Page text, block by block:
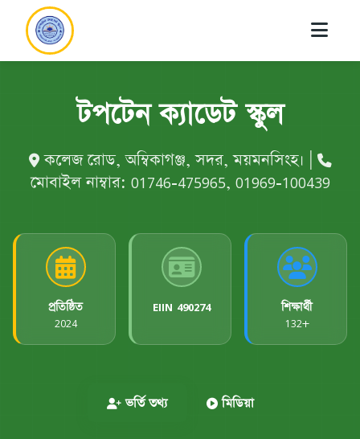
টপটেন ক্যাডেট স্কুল
কলেজ রোড, অম্বিকাগঞ্জ, সদর, ময়মনসিংহ। |
মোবাইল নাম্বার: 01746-475965, 01969-100439
প্রতিষ্ঠিত
2024
EIIN 490274 শিক্ষার্থী
132+
ভর্তি তথ্য মিডিয়া